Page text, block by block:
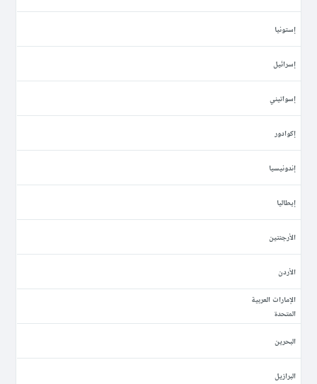
إستونيا
إسرائيل
إسواتيني
إكوادور
إندونيسيا
إيطاليا
الأرجنتين
الأردن
الإمارات العربية
المتحدة
البحرين
البرازيل